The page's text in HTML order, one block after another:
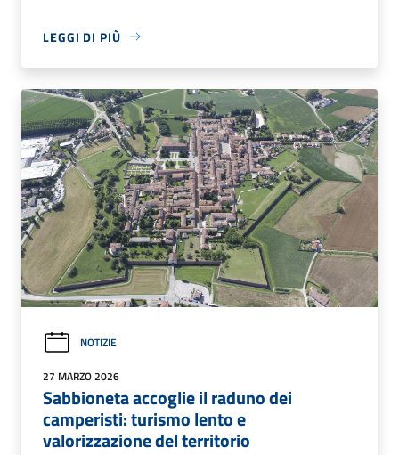
LEGGI DI PIÙ
NOTIZIE
27 MARZO 2026
Sabbioneta accoglie il raduno dei
camperisti: turismo lento e
valorizzazione del territorio